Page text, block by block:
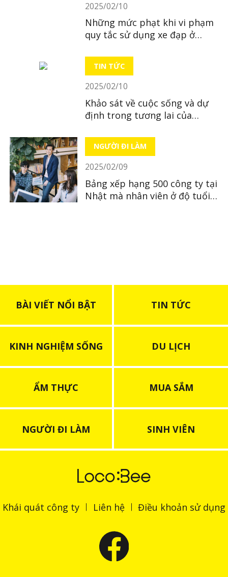
2025/02/10
Những mức phạt khi vi phạm
quy tắc sử dụng xe đạp ở
TIN TỨC
2025/02/10
Khảo sát về cuộc sống và dự
định trong tương lai của
NGƯỜI ĐI LÀM
2025/02/09
Bảng xếp hạng 500 công ty tại
Nhật mà nhân viên ở độ tuổi
BÀI VIẾT NỔI BẬT TIN TỨC
KINH NGHIỆM SỐNG DU LỊCH
ẨM THỰC MUA SẮM
NGƯỜI ĐI LÀM SINH VIÊN
Khái quát công ty Liên hệ Điều khoản sử dụng